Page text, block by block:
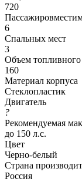
720
6
Спальных мест
3
Объем топливного
160
Материал корпуса
Cтеклопластик
Двигатель
?
Рекомендуемая
до 150 л.с.
Цвет
Черно-белый
Страна
Россия